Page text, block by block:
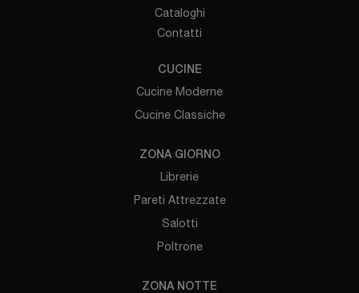
Cataloghi
Contatti
CUCINE
Cucine Moderne
Cucine Classiche
ZONA GIORNO
Librerie
Pareti Attrezzate
Salotti
Poltrone
ZONA NOTTE